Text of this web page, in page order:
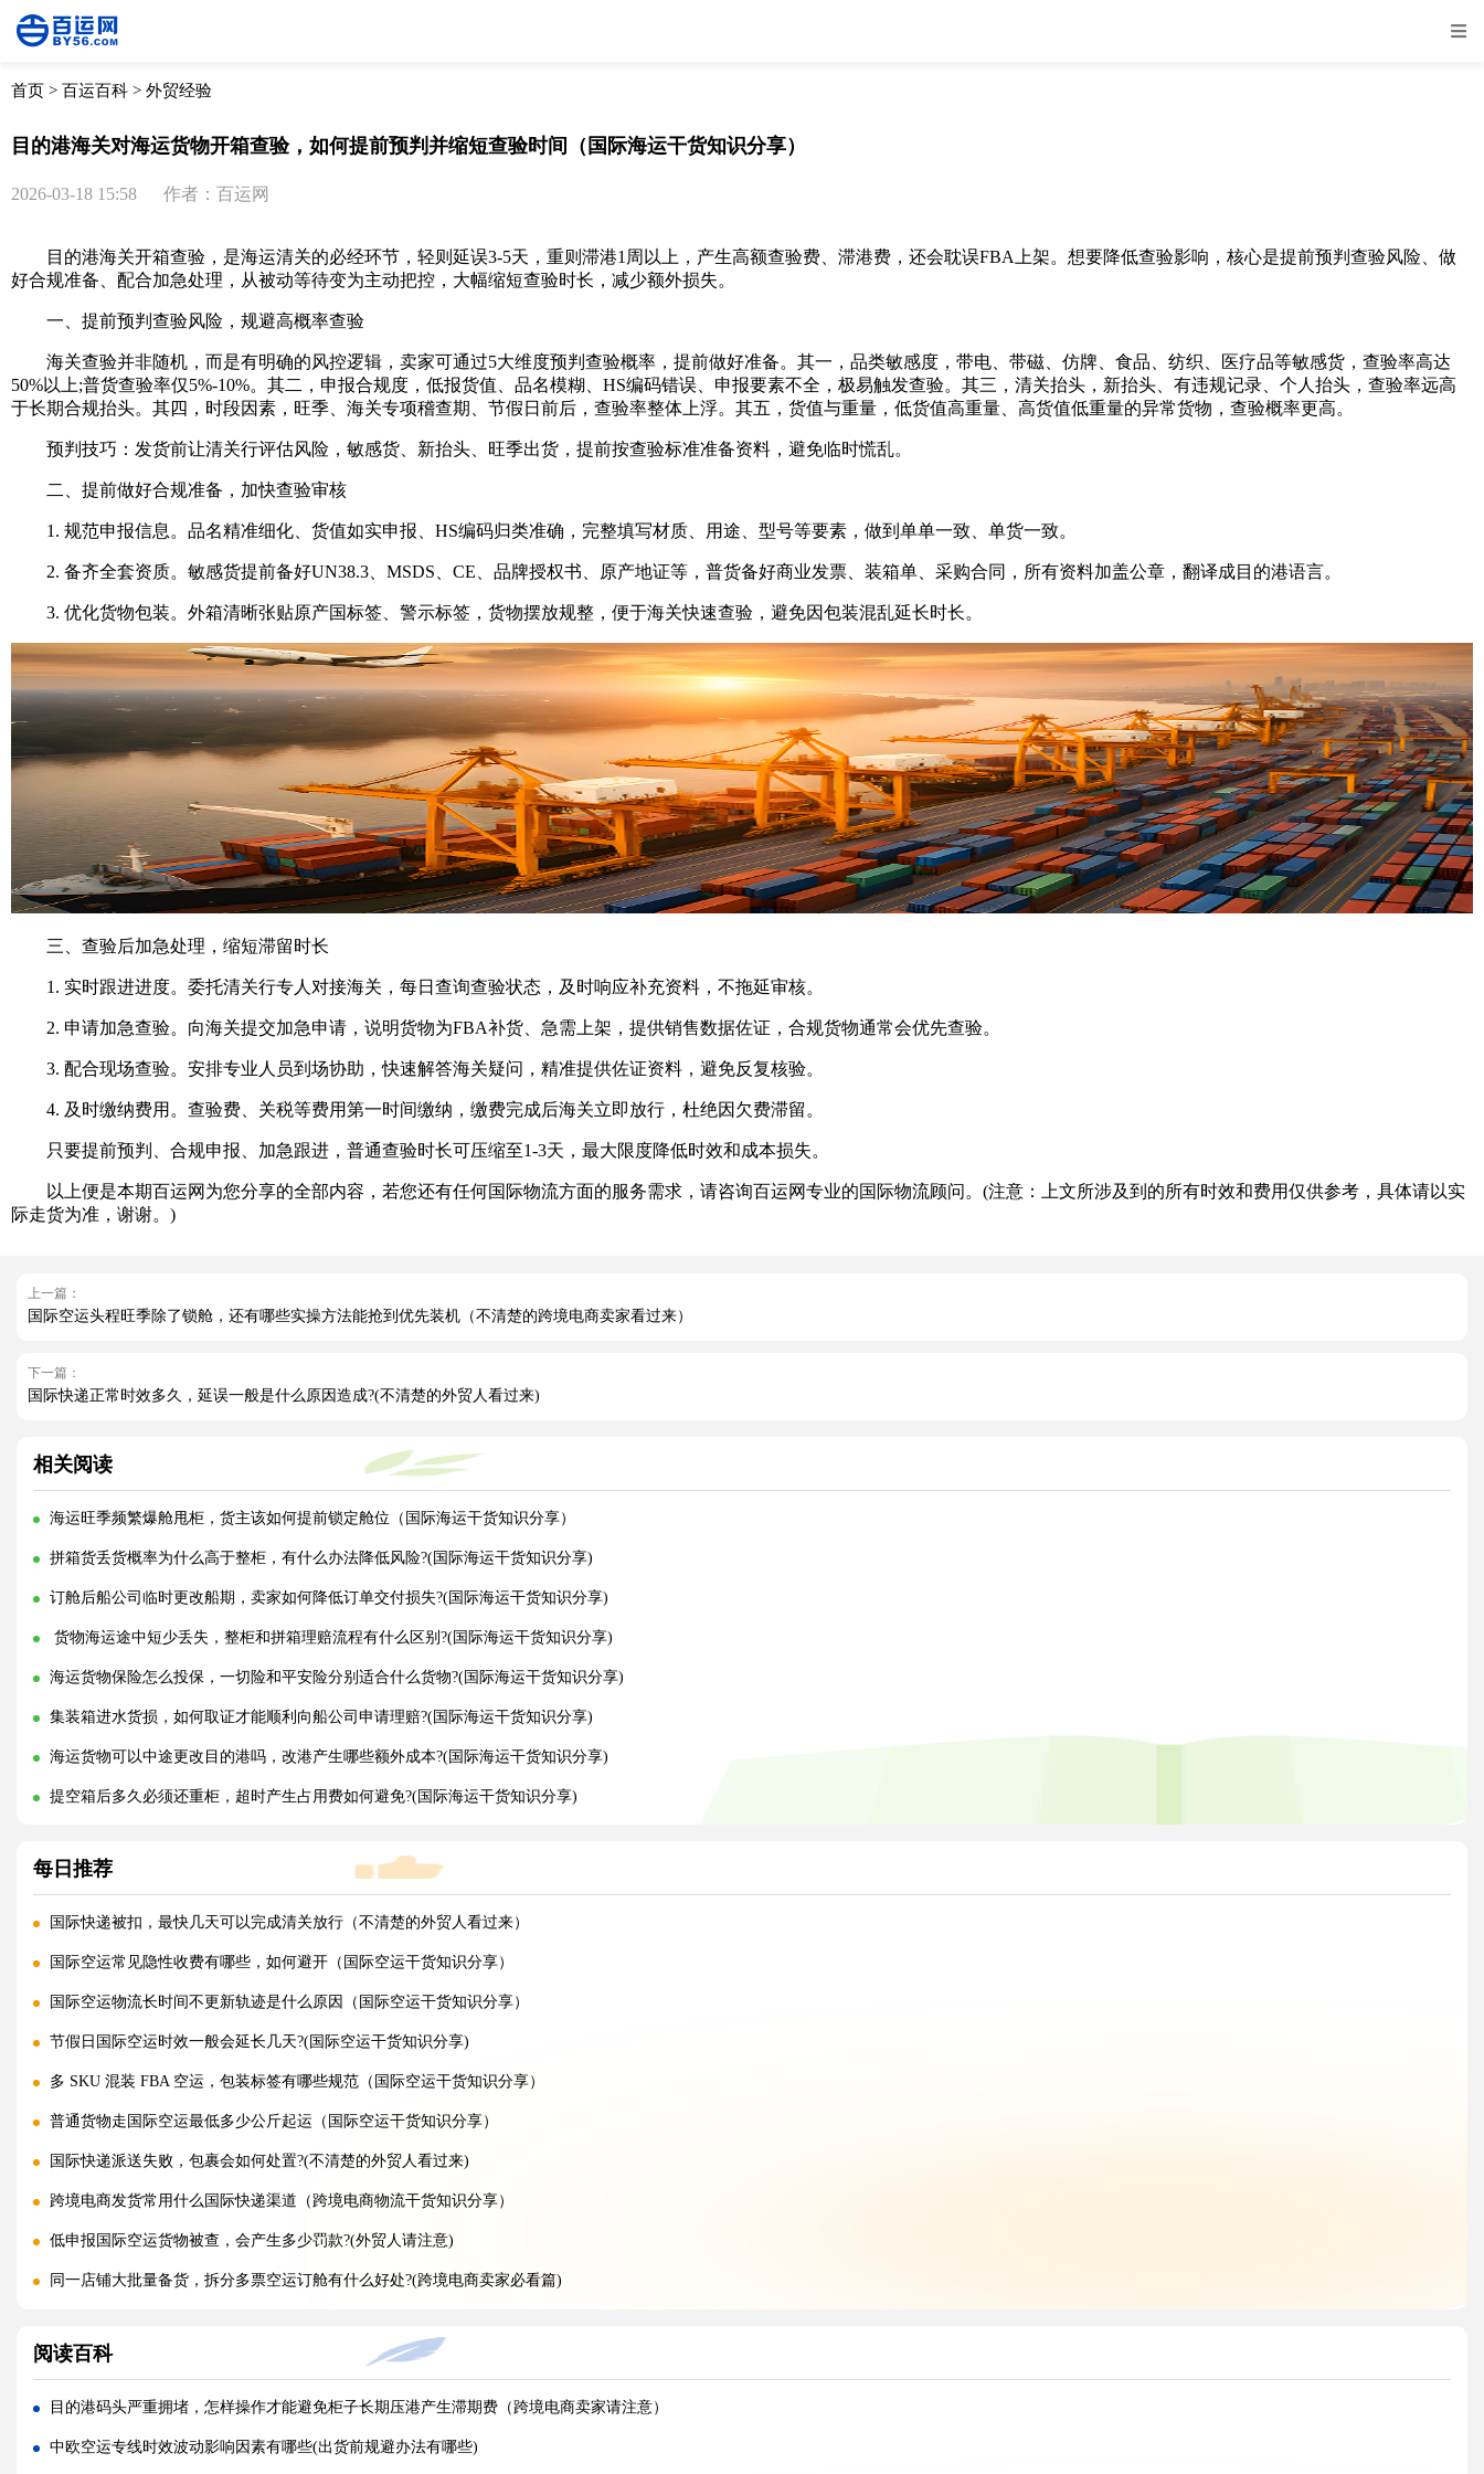
首页 > 百运百科 > 外贸经验
目的港海关对海运货物开箱查验，如何提前预判并缩短查验时间（国际海运干货知识分享）
2026-03-18 15:58 作者：百运网
目的港海关开箱查验，是海运清关的必经环节，轻则延误3-5天，重则滞港1周以上，产生高额查验费、滞港费，还会耽误FBA上架。想要降低查验影响，核心是提前预判查验风险、做
好合规准备、配合加急处理，从被动等待变为主动把控，大幅缩短查验时长，减少额外损失。
一、提前预判查验风险，规避高概率查验
海关查验并非随机，而是有明确的风控逻辑，卖家可通过5大维度预判查验概率，提前做好准备。其一，品类敏感度，带电、带磁、仿牌、食品、纺织、医疗品等敏感货，查验率高达
50%以上;普货查验率仅5%-10%。其二，申报合规度，低报货值、品名模糊、HS编码错误、申报要素不全，极易触发查验。其三，清关抬头，新抬头、有违规记录、个人抬头，查验率远高
于长期合规抬头。其四，时段因素，旺季、海关专项稽查期、节假日前后，查验率整体上浮。其五，货值与重量，低货值高重量、高货值低重量的异常货物，查验概率更高。
预判技巧：发货前让清关行评估风险，敏感货、新抬头、旺季出货，提前按查验标准准备资料，避免临时慌乱。
二、提前做好合规准备，加快查验审核
1. 规范申报信息。品名精准细化、货值如实申报、HS编码归类准确，完整填写材质、用途、型号等要素，做到单单一致、单货一致。
2. 备齐全套资质。敏感货提前备好UN38.3、MSDS、CE、品牌授权书、原产地证等，普货备好商业发票、装箱单、采购合同，所有资料加盖公章，翻译成目的港语言。
3. 优化货物包装。外箱清晰张贴原产国标签、警示标签，货物摆放规整，便于海关快速查验，避免因包装混乱延长时长。
三、查验后加急处理，缩短滞留时长
1. 实时跟进进度。委托清关行专人对接海关，每日查询查验状态，及时响应补充资料，不拖延审核。
2. 申请加急查验。向海关提交加急申请，说明货物为FBA补货、急需上架，提供销售数据佐证，合规货物通常会优先查验。
3. 配合现场查验。安排专业人员到场协助，快速解答海关疑问，精准提供佐证资料，避免反复核验。
4. 及时缴纳费用。查验费、关税等费用第一时间缴纳，缴费完成后海关立即放行，杜绝因欠费滞留。
只要提前预判、合规申报、加急跟进，普通查验时长可压缩至1-3天，最大限度降低时效和成本损失。
以上便是本期百运网为您分享的全部内容，若您还有任何国际物流方面的服务需求，请咨询百运网专业的国际物流顾问。(注意：上文所涉及到的所有时效和费用仅供参考，具体请以实
际走货为准，谢谢。)
上一篇：
国际空运头程旺季除了锁舱，还有哪些实操方法能抢到优先装机（不清楚的跨境电商卖家看过来）
下一篇：
国际快递正常时效多久，延误一般是什么原因造成?(不清楚的外贸人看过来)
相关阅读
海运旺季频繁爆舱甩柜，货主该如何提前锁定舱位（国际海运干货知识分享）
拼箱货丢货概率为什么高于整柜，有什么办法降低风险?(国际海运干货知识分享)
订舱后船公司临时更改船期，卖家如何降低订单交付损失?(国际海运干货知识分享)
货物海运途中短少丢失，整柜和拼箱理赔流程有什么区别?(国际海运干货知识分享)
海运货物保险怎么投保，一切险和平安险分别适合什么货物?(国际海运干货知识分享)
集装箱进水货损，如何取证才能顺利向船公司申请理赔?(国际海运干货知识分享)
海运货物可以中途更改目的港吗，改港产生哪些额外成本?(国际海运干货知识分享)
提空箱后多久必须还重柜，超时产生占用费如何避免?(国际海运干货知识分享)
每日推荐
国际快递被扣，最快几天可以完成清关放行（不清楚的外贸人看过来）
国际空运常见隐性收费有哪些，如何避开（国际空运干货知识分享）
国际空运物流长时间不更新轨迹是什么原因（国际空运干货知识分享）
节假日国际空运时效一般会延长几天?(国际空运干货知识分享)
多 SKU 混装 FBA 空运，包装标签有哪些规范（国际空运干货知识分享）
普通货物走国际空运最低多少公斤起运（国际空运干货知识分享）
国际快递派送失败，包裹会如何处置?(不清楚的外贸人看过来)
跨境电商发货常用什么国际快递渠道（跨境电商物流干货知识分享）
低申报国际空运货物被查，会产生多少罚款?(外贸人请注意)
同一店铺大批量备货，拆分多票空运订舱有什么好处?(跨境电商卖家必看篇)
亚马逊新规落地，空运带电产品入仓有哪些新增限制?(亚马逊卖家请注意)
多国中转空运，过境海关查验该如何配合举证（国际空运干货知识分享）
多 SKU 混装托盘空运，如何装箱能减少亚马逊人工分拣拉长上架时长?(国际空运干货知识分享)
阅读百科
目的港码头严重拥堵，怎样操作才能避免柜子长期压港产生滞期费（跨境电商卖家请注意）
中欧空运专线时效波动影响因素有哪些(出货前规避办法有哪些)